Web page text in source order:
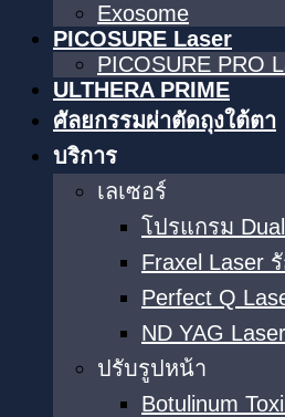
Exosome
PICOSURE Laser
PICOSURE PRO
ULTHERA PRIME
ศัลยกรรมผ่าตัดถุงใต้ตา
บริการ
เลเซอร์
โปรแกรม
Fraxel Laser
Perfect Q
ND YAG
ปรับรูปหน้า
Botulinum